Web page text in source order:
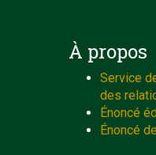
À propos
Service
des
Énoncé
Énoncé